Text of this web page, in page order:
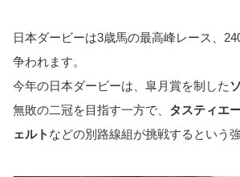
日本ダービーは3歳馬の最高峰レース、
争われます。
今年の日本ダービーは、皐月賞を制した
無敗の二冠を目指す一方で、 タスティエ
ェルト などの別路線組が挑戦するという強